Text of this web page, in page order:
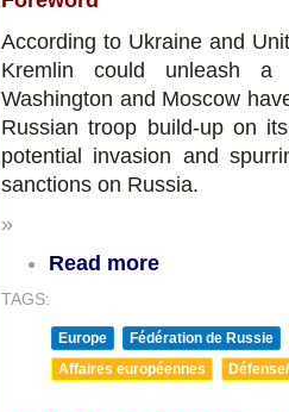
According to Ukraine and
Kremlin could unleash a
Washington and Moscow
Russian troop build-up on
potential invasion and
sanctions on Russia.
»
Read more
TAGS:
Europe
Fédération de Russie
Affaires européennes